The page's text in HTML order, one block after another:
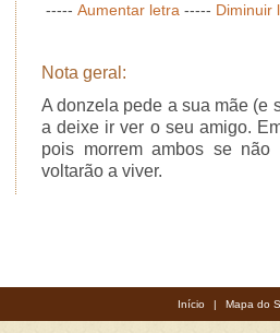
----- Aumentar letra ----- Diminuir
Nota geral:
A donzela pede a sua mãe (e
a deixe ir ver o seu amigo.
pois morrem ambos se
voltarão a viver.
Início | Mapa do